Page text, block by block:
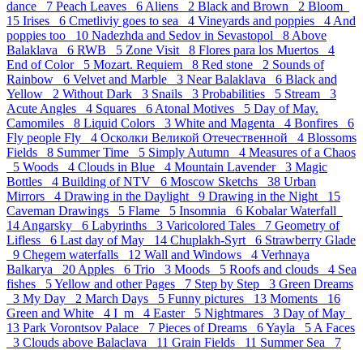
dance 7 Peach Leaves 6 Aliens 2 Black and Brown 2 Bloom
15 Irises 6 Cmetliviy goes to sea 4 Vineyards and poppies 4 And
poppies too 10 Nadezhda and Sedov in Sevastopol 8 Above
Balaklava 6 RWB 5 Zone Visit 8 Flores para los Muertos 4
End of Color 5 Mozart. Requiem 8 Red stone 2 Sounds of
Rainbow 6 Velvet and Marble 3 Near Balaklava 6 Black and
Yellow 2 Without Dark 3 Snails 3 Probabilities 5 Stream 3
Acute Angles 4 Squares 6 Atonal Motives 5 Day of May.
Camomiles 8 Liquid Colors 3 White and Magenta 4 Bonfires 6
Fly people Fly 4 Осколки Великой Отечественной 4 Blossoms
Fields 8 Summer Time 5 Simply Autumn 4 Measures of a Chaos
5 Woods 4 Clouds in Blue 4 Mountain Lavender 3 Magic
Bottles 4 Building of NTV 6 Moscow Sketchs 38 Urban
Mirrors 4 Drawing in the Daylight 9 Drawing in the Night 15
Caveman Drawings 5 Flame 5 Insomnia 6 Kobalar Waterfall
14 Angarsky 6 Labyrinths 3 Varicolored Tales 7 Geometry of
Lifless 6 Last day of May 14 Chuplakh-Syrt 6 Strawberry Glade
9 Chegem waterfalls 12 Wall and Windows 4 Verhnaya
Balkarya 20 Apples 6 Trio 3 Moods 5 Roofs and clouds 4 Sea
fishes 5Yellow and other Pages 7 Step by Step 3 Green Dreams
3 My Day 2 March Days 5 Funny pictures 13 Moments 16
Green and White 4 I_m 4 Easter 5 Nightmares 3 Day of May
13 Park Vorontsov Palace 7 Pieces of Dreams 6Yayla 5 A Faces
3 Clouds above Balaclava 11 Grain Fields 11 Summer Sea 7